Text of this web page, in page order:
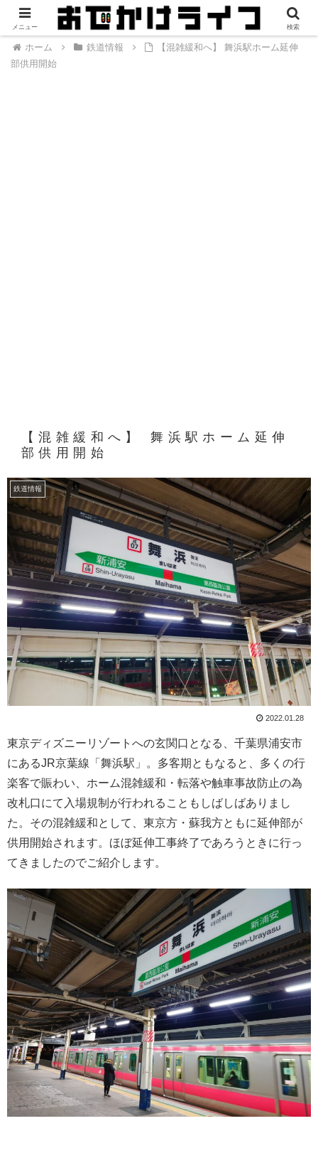
ホーム 鉄道情報
【混雑緩和へ】 舞浜駅ホーム延伸
部供用開始
【混雑緩和へ】 舞浜駅ホーム延伸
部供用開始
鉄道情報
2022.01.28
東京ディズニーリゾートへの玄関口となる、千葉県浦安市
にあるJR京葉線「舞浜駅」。多客期ともなると、多くの行
楽客で賑わい、ホーム混雑緩和・転落や触車事故防止の為
改札口にて入場規制が行われることもしばしばありまし
た。その混雑緩和として、東京方・蘇我方ともに延伸部が
供用開始されます。ほぼ延伸工事終了であろうときに行っ
てきましたのでご紹介します。
メニュー 検索